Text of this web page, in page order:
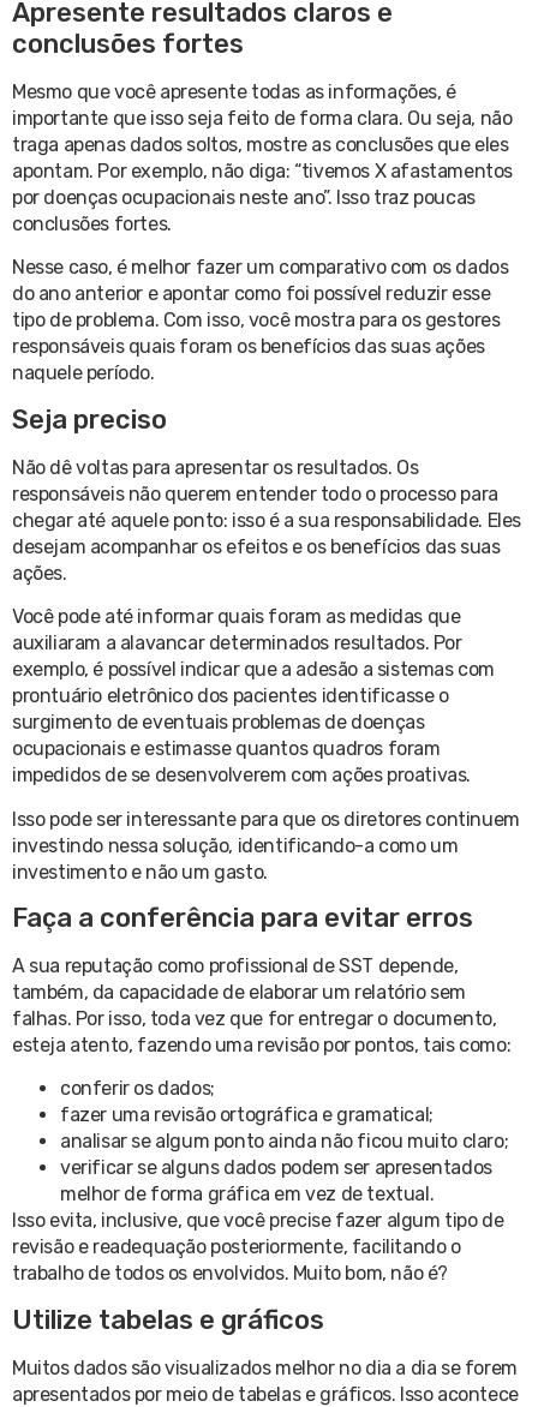
Apresente resultados claros e
conclusões fortes
Mesmo que você apresente todas as informações, é
importante que isso seja feito de forma clara. Ou seja, não
traga apenas dados soltos, mostre as conclusões que eles
apontam. Por exemplo, não diga: “tivemos X afastamentos
por doenças ocupacionais neste ano”. Isso traz poucas
conclusões fortes.
Nesse caso, é melhor fazer um comparativo com os dados
do ano anterior e apontar como foi possível reduzir esse
tipo de problema. Com isso, você mostra para os gestores
responsáveis quais foram os benefícios das suas ações
naquele período.
Seja preciso
Não dê voltas para apresentar os resultados. Os
responsáveis não querem entender todo o processo para
chegar até aquele ponto: isso é a sua responsabilidade. Eles
desejam acompanhar os efeitos e os benefícios das suas
ações.
Você pode até informar quais foram as medidas que
auxiliaram a alavancar determinados resultados. Por
exemplo, é possível indicar que a adesão a sistemas com
prontuário eletrônico dos pacientes identificasse o
surgimento de eventuais problemas de doenças
ocupacionais e estimasse quantos quadros foram
impedidos de se desenvolverem com ações proativas.
Isso pode ser interessante para que os diretores continuem
investindo nessa solução, identificando-a como um
investimento e não um gasto.
Faça a conferência para evitar erros
A sua reputação como profissional de SST depende,
também, da capacidade de elaborar um relatório sem
falhas. Por isso, toda vez que for entregar o documento,
esteja atento, fazendo uma revisão por pontos, tais como:
conferir os dados;
fazer uma revisão ortográfica e gramatical;
analisar se algum ponto ainda não ficou muito claro;
verificar se alguns dados podem ser apresentados
melhor de forma gráfica em vez de textual.
Isso evita, inclusive, que você precise fazer algum tipo de
revisão e readequação posteriormente, facilitando o
trabalho de todos os envolvidos. Muito bom, não é?
Utilize tabelas e gráficos
Muitos dados são visualizados melhor no dia a dia se forem
apresentados por meio de tabelas e gráficos. Isso acontece